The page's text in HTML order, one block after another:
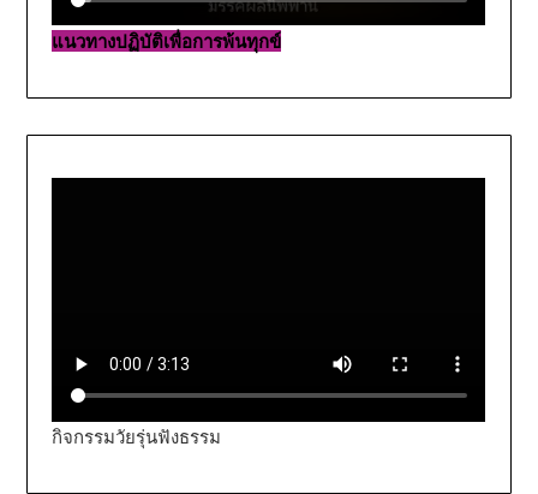
แนวทางปฏิบัติเพื่อการพ้นทุกข์
กิจกรรมวัยรุ่นฟังธรรม